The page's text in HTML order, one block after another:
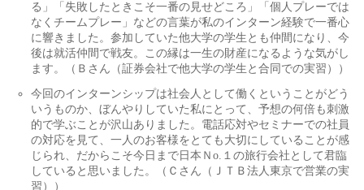
る」「失敗したときこそ一番の見せどころ」「個人プレーでは
なくチームプレー」などの言葉が私のインターン経験で一番心
に響きました。参加していた他大学の学生とも仲間になり、今
後は就活仲間で戦友。この縁は一生の財産になるような気がし
ます。（Ｂさん（証券会社で他大学の学生と合同での実習））
今回のインターンシップは社会人として働くということがどう
いうものか、ぼんやりしていた私にとって、予想の何倍も刺激
的で学ぶことが沢山ありました。電話応対やセミナーでの社員
の対応を見て、一人のお客様をとても大切にしていることが感
じられ、だからこそ今日まで日本Ｎo.１の旅行会社として君臨
していると思いました。（Ｃさん（ＪＴＢ法人東京で営業の実
習））